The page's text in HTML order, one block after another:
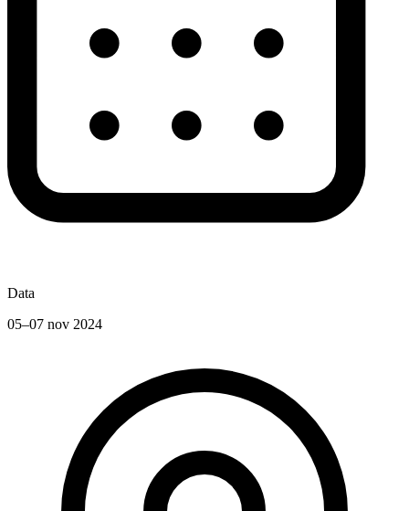
Data
05–07 nov 2024